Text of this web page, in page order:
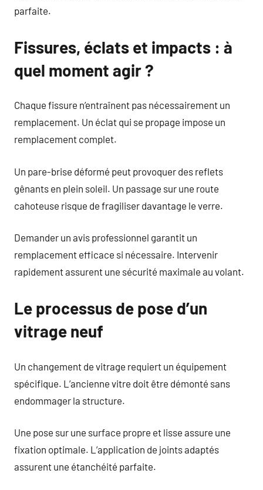
parfaite.
Fissures, éclats et impacts : à
quel moment agir ?
Chaque fissure n’entraînent pas nécessairement un
remplacement. Un éclat qui se propage impose un
remplacement complet.
Un pare-brise déformé peut provoquer des reflets
gênants en plein soleil. Un passage sur une route
cahoteuse risque de fragiliser davantage le verre.
Demander un avis professionnel garantit un
remplacement efficace si nécessaire. Intervenir
rapidement assurent une sécurité maximale au volant.
Le processus de pose d’un
vitrage neuf
Un changement de vitrage requiert un équipement
spécifique. L’ancienne vitre doit être démonté sans
endommager la structure.
Une pose sur une surface propre et lisse assure une
fixation optimale. L’application de joints adaptés
assurent une étanchéité parfaite.